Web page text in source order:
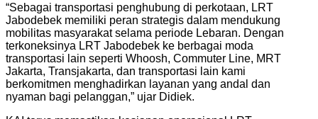
“Sebagai transportasi penghubung di perkotaan, LRT
Jabodebek memiliki peran strategis dalam mendukung
mobilitas masyarakat selama periode Lebaran. Dengan
terkoneksinya LRT Jabodebek ke berbagai moda
transportasi lain seperti Whoosh, Commuter Line, MRT
Jakarta, Transjakarta, dan transportasi lain kami
berkomitmen menghadirkan layanan yang andal dan
nyaman bagi pelanggan,” ujar Didiek.